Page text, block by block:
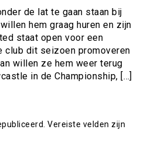
de lat te gaan staan bij
hem graag huren en zijn
staat open voor een
club dit seizoen promoveren
willen ze hem weer terug
in de Championship, […]
Vereiste velden zijn